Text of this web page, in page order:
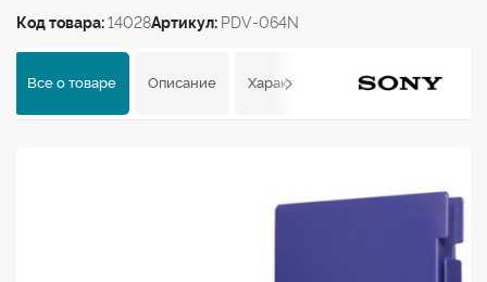
Код товара:14028Артикул: PDV-064N
Все о товаре Описание Характеристики Отзывы